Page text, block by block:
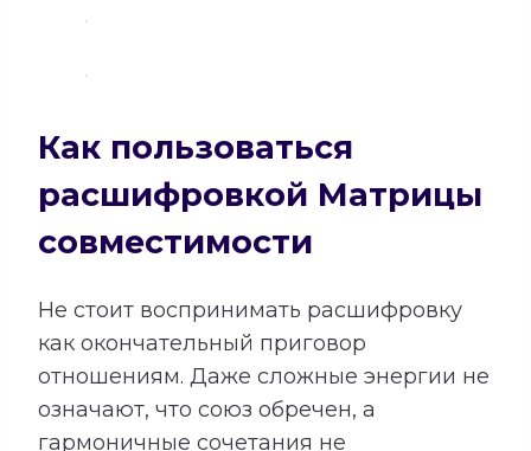
Как пользоваться
расшифровкой Матрицы
совместимости
Не стоит воспринимать расшифровку
как окончательный приговор
отношениям. Даже сложные энергии не
означают, что союз обречен, а
гармоничные сочетания не